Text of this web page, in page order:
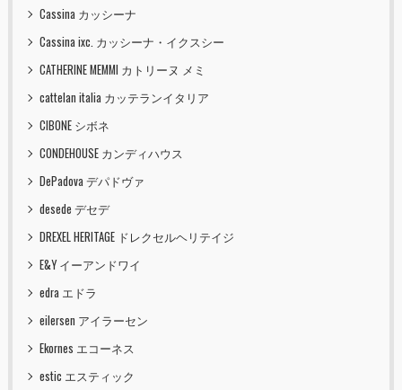
Cassina カッシーナ
Cassina ixc. カッシーナ・イクスシー
CATHERINE MEMMI カトリーヌ メミ
cattelan italia カッテランイタリア
CIBONE シボネ
CONDEHOUSE カンディハウス
DePadova デパドヴァ
desede デセデ
DREXEL HERITAGE ドレクセルヘリテイジ
E&Y イーアンドワイ
edra エドラ
eilersen アイラーセン
Ekornes エコーネス
estic エスティック